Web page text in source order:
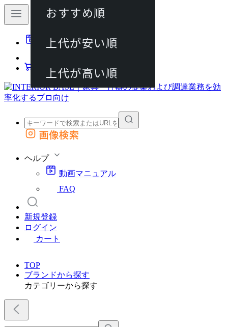
動画マニュアル
カート
外部サイトの商品をカートに追加
画像検索
ヘルプ
動画マニュアル
FAQ
新規登録
ログイン
カート
TOP
ブランドから探す
カテゴリーから探す
おすすめ順
上代が安い順
上代が高い順